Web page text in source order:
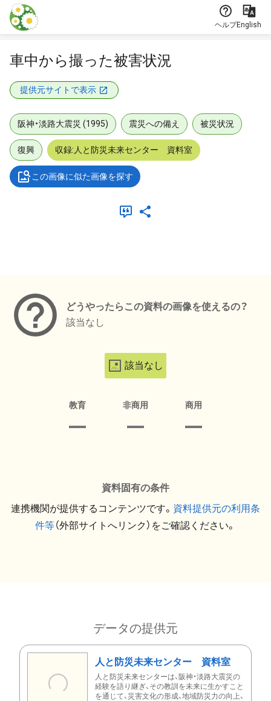
本文に飛ぶ
ヘルプEnglish
車中から撮った被害状況
提供元サイトで表示
阪神・淡路大震災 (1995) 震災への備え 被災状況
復興 収録:人と防災未来センター 資料室
この画像に似た画像を探す
どうやったらこの資料の画像を使えるの？
該当なし
該当なし
教育 非商用 商用
資料固有の条件
連携機関が提供するコンテンツです。 資料提供元の利用条
件等（外部サイトへリンク）をご確認ください。
データの提供元
人と防災未来センター 資料室
人と防災未来センターは、阪神・淡路大震災の
経験を語り継ぎ、その教訓を未来に生かすこと
を通じて、災害文化の形成、地域防災力の向上、